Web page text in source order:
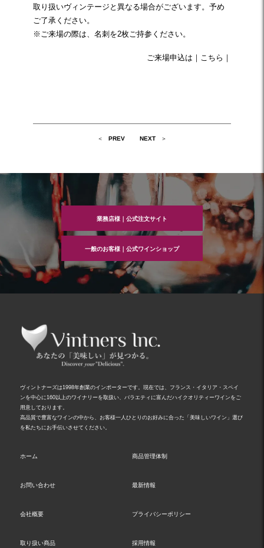
取り扱いヴィンテージと異なる場合がございます。予め
ご了承ください。
※ご来場の際は、名刺を2枚ご持参ください。
ご来場申込は｜ こちら ｜
ゲ
PREV NEXT
業務店様｜公式注文サイト
一般のお客様｜公式ワインショップ
ヴィントナーズは1998年創業のインポーターです。現在では、フランス・イタリア・スペイ
ンを中心に160以上のワイナリーを取扱い、バラエティに富んだハイクオリティーワインをご
用意しております。
高品質で豊富なワインの中から、お客様一人ひとりのお好みに合った「美味しいワイン」選び
を私たちにお手伝いさせてください。
ホーム 商品管理体制
お問い合わせ 最新情報
会社概要 プライバシーポリシー
取り扱い商品 採用情報